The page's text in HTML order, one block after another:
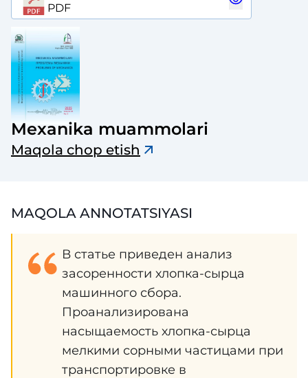
PDF
Mexanika muammolari
Maqola chop etish
MAQOLA ANNOTATSIYASI
В статье приведен анализ
засоренности хлопка-сырца
машинного сбора.
Проанализирована
насыщаемость хлопка-сырца
мелкими сорными частицами при
транспортировке в